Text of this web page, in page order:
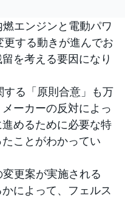
エンジンと電動パワ
する動きが進んでお
を考える要因になり
る「原則合意」も万
ーカーの反対によっ
めるために必要な特
ことがわかってい
更案が実施される
によって、フェルス